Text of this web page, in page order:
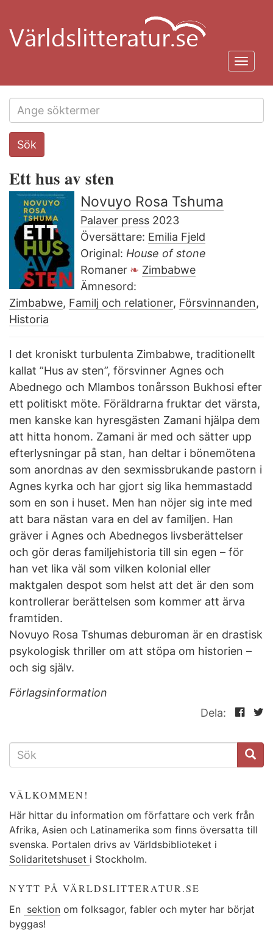
huvudinnehåll
Search
this
Sök
Ett hus av sten
Novuyo Rosa Tshuma
Palaver press 2023
Översättare: Emilia Fjeld
Original: House of stone
Romaner
Zimbabwe
Ämnesord:
Zimbabwe, Familj och relationer, Försvinnanden,
Historia
I det kroniskt turbulenta Zimbabwe, traditionellt
kallat ”Hus av sten”, försvinner Agnes och
Abednego och Mlambos tonårsson Bukhosi efter
ett politiskt möte. Föräldrarna fruktar det värsta,
men kanske kan hyresgästen Zamani hjälpa dem
att hitta honom. Zamani är med och sätter upp
efterlysningar på stan, han deltar i bönemötena
som anordnas av den sexmissbrukande pastorn i
Agnes kyrka och har gjort sig lika hemmastadd
som en son i huset. Men han nöjer sig inte med
att bara nästan vara en del av familjen. Han
gräver i Agnes och Abednegos livsberättelser
och gör deras familjehistoria till sin egen – för
han vet lika väl som vilken kolonial eller
maktgalen despot som helst att det är den som
kontrollerar berättelsen som kommer att ärva
framtiden.
Novuyo Rosa Tshumas deburoman är en drastisk
psykologisk thriller om att stöpa om historien –
och sig själv.
Förlagsinformation
Dela:
SÖKFORMULÄR
VÄLKOMMEN!
Här hittar du information om författare och verk från
Afrika, Asien och Latinamerika som finns översatta till
svenska. Portalen drivs av Världsbiblioteket i
Solidaritetshuset i Stockholm.
NYTT PÅ VÄRLDSLITTERATUR.SE
En sektion om folksagor, fabler och myter har börjat
byggas!